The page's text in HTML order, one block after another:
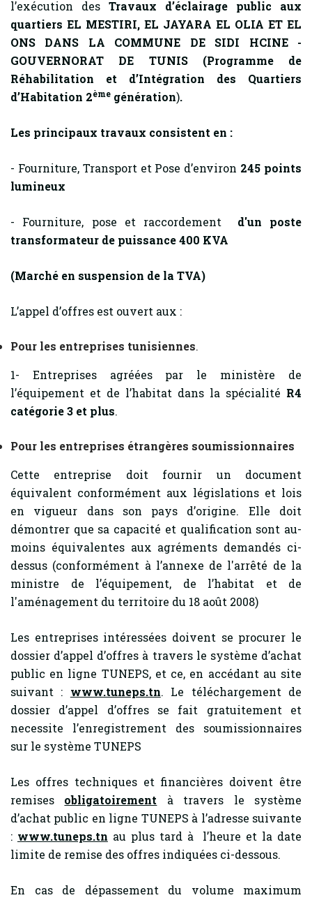
l’exécution des Travaux d’éclairage public aux
quartiers EL MESTIRI, EL JAYARA EL OLIA ET EL
ONS DANS LA COMMUNE DE SIDI HCINE -
GOUVERNORAT DE TUNIS (Programme de
Réhabilitation et d’Intégration des Quartiers
d’Habitation 2ème génération).
Les principaux travaux consistent en :
- Fourniture, Transport et Pose d’environ 245 points
lumineux
- Fourniture, pose et raccordement d'un poste
transformateur de puissance 400 KVA
(Marché en suspension de la TVA)
L’appel d’offres est ouvert aux :
Pour les entreprises tunisiennes.
1- Entreprises agréées par le ministère de
l’équipement et de l’habitat dans la spécialité R4
catégorie 3 et plus.
Pour les entreprises étrangères soumissionnaires
Cette entreprise doit fournir un document
équivalent conformément aux législations et lois
en vigueur dans son pays d’origine. Elle doit
démontrer que sa capacité et qualification sont au-
moins équivalentes aux agréments demandés ci-
dessus (conformément à l’annexe de l'arrêté de la
ministre de l’équipement, de l’habitat et de
l'aménagement du territoire du 18 août 2008)
Les entreprises intéressées doivent se procurer le
dossier d’appel d’offres à travers le système d’achat
public en ligne TUNEPS, et ce, en accédant au site
suivant : www.tuneps.tn. Le téléchargement de
dossier d’appel d’offres se fait gratuitement et
necessite l’enregistrement des soumissionnaires
sur le système TUNEPS
Les offres techniques et financières doivent être
remises obligatoirement à travers le système
d’achat public en ligne TUNEPS à l’adresse suivante
: www.tuneps.tn au plus tard à l’heure et la date
limite de remise des offres indiquées ci-dessous.
En cas de dépassement du volume maximum